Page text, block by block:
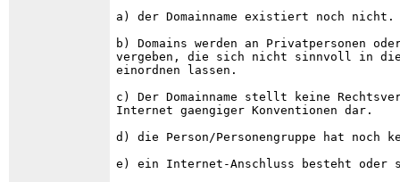
a) der Domainname existiert noch nicht.
b) Domains werden an Privatpersonen
vergeben, die sich nicht sinnvoll in die
einordnen lassen.
c) Der Domainname stellt keine
Internet gaengiger Konventionen dar.
d) die Person/Personengruppe hat
e) ein Internet-Anschluss besteht oder